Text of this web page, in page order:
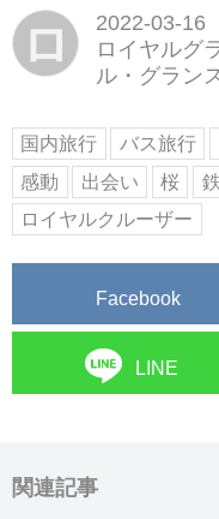
ロ
2022-03-16
ロイヤルグ
ル・グラン
国内旅行 バス旅行
感動
出会い 桜
ロイヤルクルーザー
Facebook
LINE
関連記事